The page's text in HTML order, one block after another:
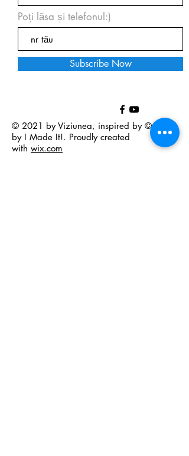
Poți lăsa și telefonul:)
Subscribe Now
© 2021 by Viziunea, inspired by © 2021
by I Made It!. Proudly created
with wix.com